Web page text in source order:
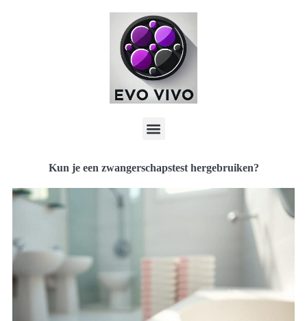
Kun je een zwangerschapstest hergebruiken?